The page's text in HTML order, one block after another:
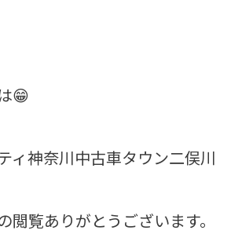
😁
ィ神奈川中古車タウン二俣川
閲覧ありがとうございます。